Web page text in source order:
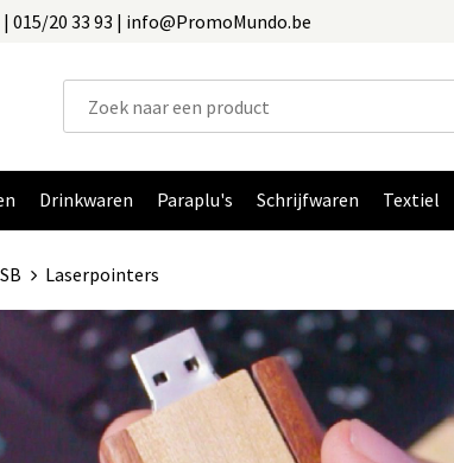
015/20 33 93 | info@PromoMundo.be
Drinkwaren Paraplu's Schrijfwaren Textiel
Laserpointers